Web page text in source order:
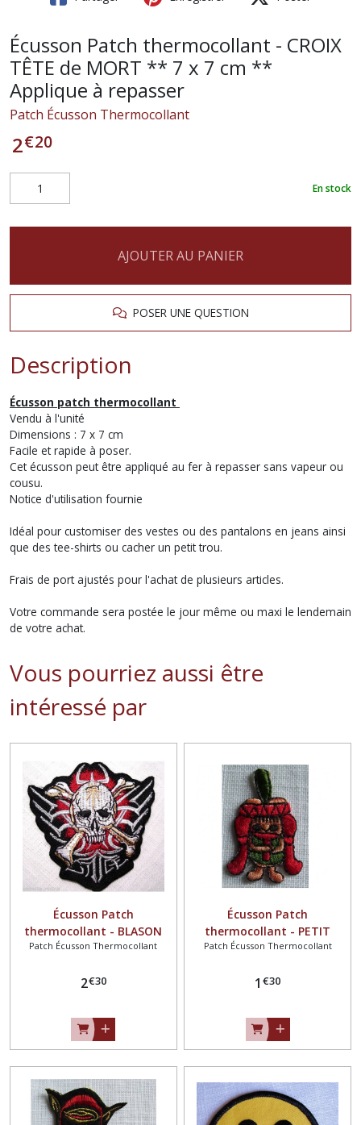
Écusson Patch thermocollant - CROIX
TÊTE de MORT ** 7 x 7 cm **
Applique à repasser
Patch Écusson Thermocollant
2€20
En stock
AJOUTER AU PANIER
POSER UNE QUESTION
Description
Écusson patch thermocollant
Vendu à l'unité
Dimensions : 7 x 7 cm
Facile et rapide à poser.
Cet écusson peut être appliqué au fer à repasser sans vapeur ou
cousu.
Notice d'utilisation fournie
Idéal pour customiser des vestes ou des pantalons en jeans ainsi
que des tee-shirts ou cacher un petit trou.
Frais de port ajustés pour l'achat de plusieurs articles.
Votre commande sera postée le jour même ou maxi le lendemain
de votre achat.
Vous pourriez aussi être
intéressé par
Écusson Patch
thermocollant - BLASON
TÊTE de MORT TRIBAL **
repasser
Patch Écusson Thermocollant
2€30
Écusson Patch
thermocollant - PETIT
INDIEN ** 2,5 x 4,5 cm **
Patch Écusson Thermocollant
1 €30